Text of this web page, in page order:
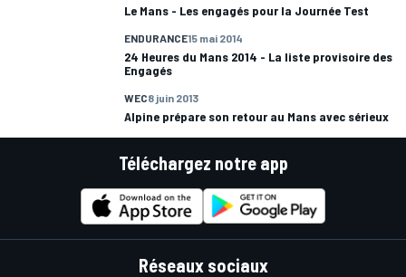
Le Mans - Les engagés pour la Journée Test
ENDURANCE15 mai 2014
24 Heures du Mans 2014 - La liste provisoire des
Engagés
WEC8 juin 2013
Alpine prépare son retour au Mans avec sérieux
Téléchargez notre app
Réseaux sociaux